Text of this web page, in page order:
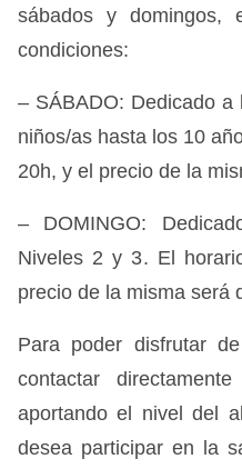
sábados y domingos,
condiciones:
– SÁBADO: Dedicado
niños/as hasta los 10
20h, y el precio de la
– DOMINGO:
Niveles 2 y 3. El
precio de la misma será
Para poder disfrutar
contactar
aportando el nivel del
desea participar en la